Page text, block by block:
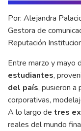
Por: Alejandra
Gestora de
Reputación
Entre marzo y mayo
estudiantes,
del país, pusieron a
corporativas,
A lo largo de tres
reales del mundo